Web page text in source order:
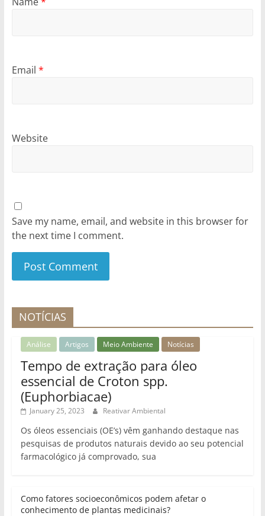
Email *
Website
Save my name, email, and website in this browser for
the next time I comment.
NOTÍCIAS
Análise Artigos Meio Ambiente Notícias
Tempo de extração para óleo
essencial de Croton spp.
(Euphorbiacae)
January 25, 2023 Reativar Ambiental
Os óleos essenciais (OE’s) vêm ganhando destaque nas
pesquisas de produtos naturais devido ao seu potencial
farmacológico já comprovado, sua
Como fatores socioeconômicos podem afetar o
conhecimento de plantas medicinais?